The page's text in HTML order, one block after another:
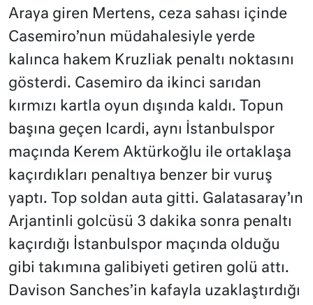
Araya giren Mertens, ceza sahası içinde
Casemiro’nun müdahalesiyle yerde
kalınca hakem Kruzliak penaltı noktasını
gösterdi. Casemiro da ikinci sarıdan
kırmızı kartla oyun dışında kaldı. Topun
başına geçen Icardi, aynı İstanbulspor
maçında Kerem Aktürkoğlu ile ortaklaşa
kaçırdıkları penaltıya benzer bir vuruş
yaptı. Top soldan auta gitti. Galatasaray’ın
Arjantinli golcüsü 3 dakika sonra penaltı
kaçırdığı İstanbulspor maçında olduğu
gibi takımına galibiyeti getiren golü attı.
Davison Sanches’in kafayla uzaklaştırdığı